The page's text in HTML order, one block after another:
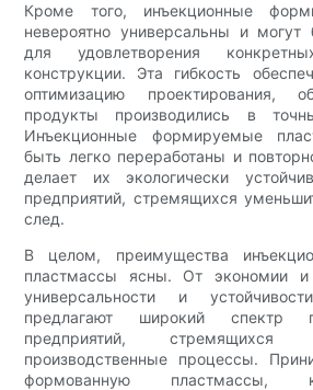
Кроме того, инъекционные
невероятно универсальны и могут
для удовлетворения
конструкции. Эта гибкость
оптимизацию проектирования,
продукты производились в
Инъекционные формируемые
быть легко переработаны и
делает их экологически
предприятий, стремящихся
след.
В целом, преимущества
пластмассы ясны. От экономии и
универсальности и
предлагают широкий спектр
предприятий,
производственные процессы.
формованную пластмассы,